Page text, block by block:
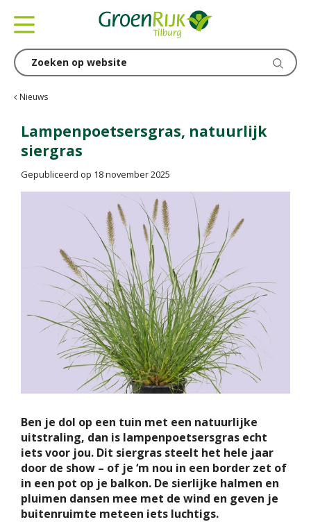
Nieuws
Lampenpoetsersgras, natuurlijk
siergras
Gepubliceerd op 18 november 2025
Ben je dol op een tuin met een natuurlijke
uitstraling, dan is lampenpoetsersgras echt
iets voor jou. Dit siergras steelt het hele jaar
door de show – of je ‘m nou in een border zet of
in een pot op je balkon. De sierlijke halmen en
pluimen dansen mee met de wind en geven je
buitenruimte meteen iets luchtigs.